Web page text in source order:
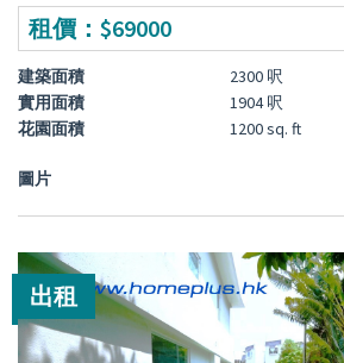
租價：$69000
建築面積
2300 呎
實用面積
1904 呎
花園面積
1200 sq. ft
圖片
出租